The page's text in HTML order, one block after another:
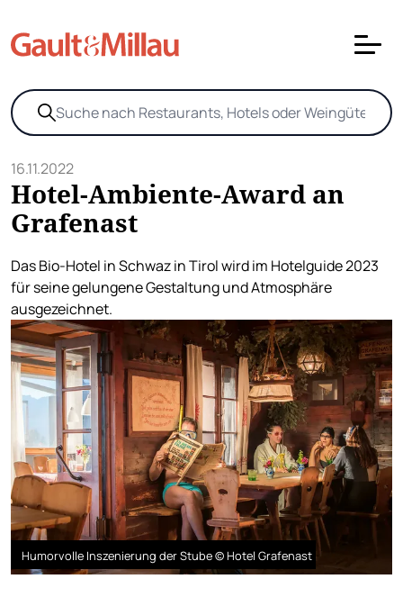
16.11.2022
Hotel-Ambiente-Award an
Grafenast
Das Bio-Hotel in Schwaz in Tirol wird im Hotelguide 2023
für seine gelungene Gestaltung und Atmosphäre
ausgezeichnet.
Humorvolle Inszenierung der Stube © Hotel Grafenast